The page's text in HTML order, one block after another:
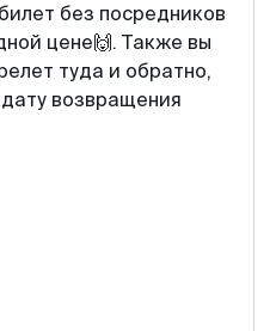
без посредников
цене🙌. Также вы
туда и обратно,
возвращения